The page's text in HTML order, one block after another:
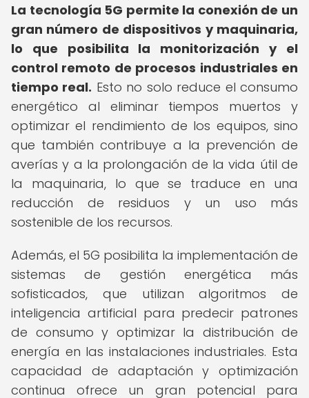
La tecnología 5G permite la conexión de un
gran número de dispositivos y maquinaria,
lo que posibilita la monitorización y el
control remoto de procesos industriales en
tiempo real. Esto no solo reduce el consumo
energético al eliminar tiempos muertos y
optimizar el rendimiento de los equipos, sino
que también contribuye a la prevención de
averías y a la prolongación de la vida útil de
la maquinaria, lo que se traduce en una
reducción de residuos y un uso más
sostenible de los recursos.
Además, el 5G posibilita la implementación de
sistemas de gestión energética más
sofisticados, que utilizan algoritmos de
inteligencia artificial para predecir patrones
de consumo y optimizar la distribución de
energía en las instalaciones industriales. Esta
capacidad de adaptación y optimización
continua ofrece un gran potencial para